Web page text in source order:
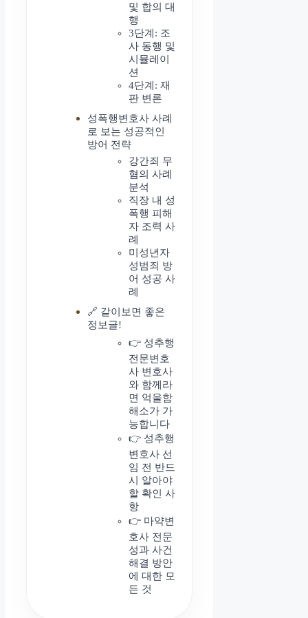
및 합의 대
행
3단계: 조
사 동행 및
시뮬레이
션
4단계: 재
판 변론
성폭행변호사 사례
로 보는 성공적인
방어 전략
강간죄 무
혐의 사례
분석
직장 내 성
폭행 피해
자 조력 사
례
미성년자
성범죄 방
어 성공 사
례
🔗 같이보면 좋은
정보글!
👉 성추행
전문변호
사 변호사
와 함께라
면 억울함
해소가 가
능합니다
👉 성추행
변호사 선
임 전 반드
시 알아야
할 확인 사
항
👉 마약변
호사 전문
성과 사건
해결 방안
에 대한 모
든 것